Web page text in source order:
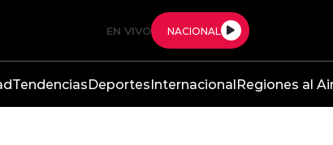
EN VIVO NACIONAL
TendenciasDeportesInternacionalRegiones al